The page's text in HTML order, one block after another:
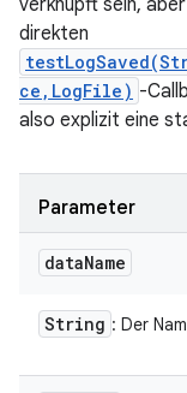
verknüpft sein,
direkten
ce,LogFile) -
also explizit eine
Parameter
dataName
String : Der